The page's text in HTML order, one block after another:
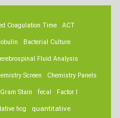
ACT
Coagulation Time
Bacterial Culture
Fluid Analysis
Chemistry Panels
Screen
Factor I
fecal
Gram Stain
quantitative
hcg